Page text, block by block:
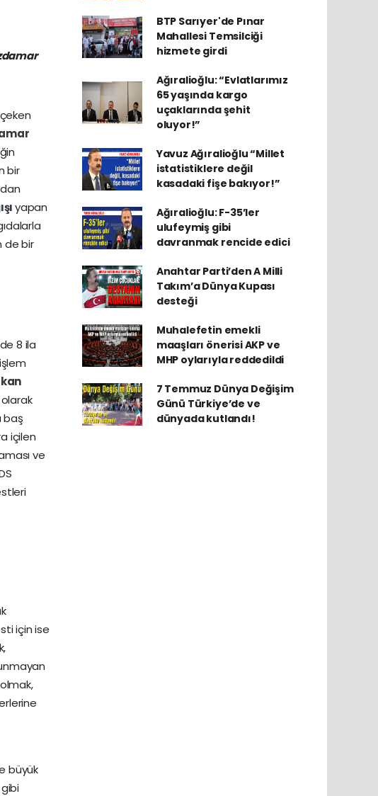
bir
yapan
de bir
8 ila
kan
olarak
baş
içilen
ve
için ise
büyük
BTP Sarıyer'de Pınar
Mahallesi Temsilciği
hizmete girdi
Ağıralioğlu: “Evlatlarımız
65 yaşında kargo
uçaklarında şehit
oluyor!”
Yavuz Ağıralioğlu “Millet
istatistiklere değil
kasadaki fişe bakıyor!”
Ağıralioğlu: F-35’ler
ulufeymiş gibi
davranmak rencide edici
Anahtar Parti’den A Milli
Takım’a Dünya Kupası
desteği
Muhalefetin emekli
maaşları önerisi AKP ve
MHP oylarıyla reddedildi
7 Temmuz Dünya Değişim
Günü Türkiye’de ve
dünyada kutlandı!